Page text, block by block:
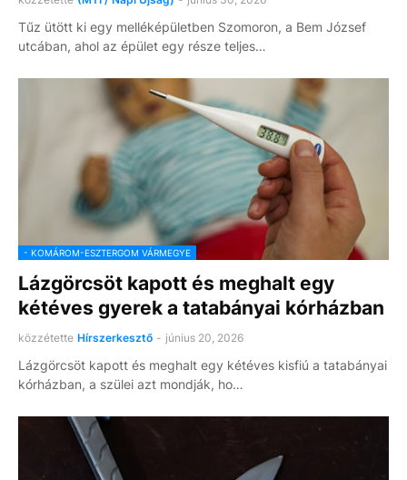
Tűz ütött ki egy melléképületben Szomoron, a Bem József
utcában, ahol az épület egy része teljes…
- KOMÁROM-ESZTERGOM VÁRMEGYE
Lázgörcsöt kapott és meghalt egy
kétéves gyerek a tatabányai kórházban
közzétette Hírszerkesztő - június 20, 2026
Lázgörcsöt kapott és meghalt egy kétéves kisfiú a tatabányai
kórházban, a szülei azt mondják, ho…